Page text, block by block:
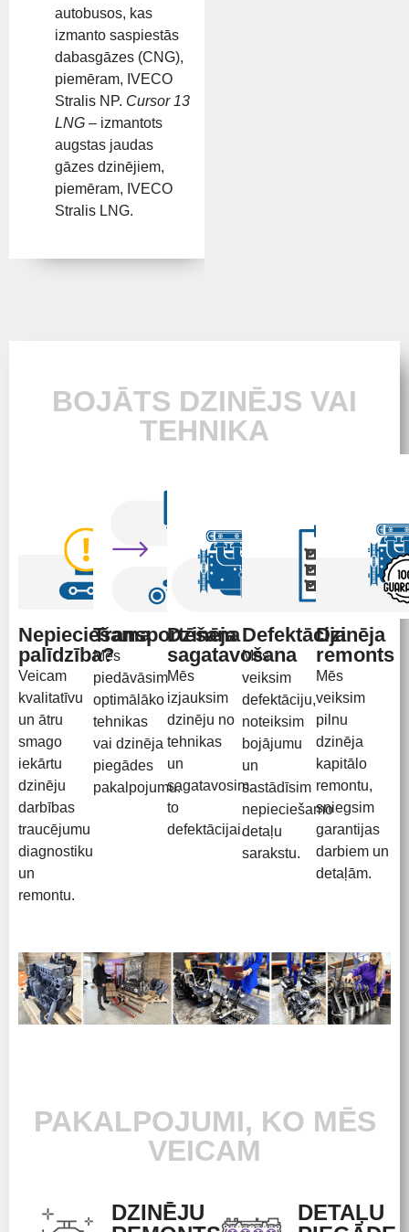
autobusos, kas
izmanto saspiestās
dabasgāzes (CNG),
piemēram, IVECO
Stralis NP. Cursor 13
LNG – izmantots
augstas jaudas
gāzes dzinējiem,
piemēram, IVECO
Stralis LNG.
BOJĀTS DZINĒJS VAI
TEHNIKA
Nepieciešama
palīdzība?
Veicam
kvalitatīvu
un ātru
smago
iekārtu
dzinēju
darbības
traucējumu
diagnostiku
un
remontu.
Transportēšana
Mēs
piedāvāsim
optimālāko
tehnikas
vai dzinēja
piegādes
pakalpojumu.
Dzinēja
sagatavošana
Mēs
izjauksim
dzinēju no
tehnikas
un
sagatavosim
to
defektācijai.
Defektācija
Mēs
veiksim
defektāciju,
noteiksim
bojājumu
un
sastādīsim
nepieciešamo
detaļu
sarakstu.
Dzinēja
remonts
Mēs
veiksim
pilnu
dzinēja
kapitālo
remontu,
sniegsim
garantijas
darbiem un
detaļām.
PAKALPOJUMI, KO MĒS
VEICAM
DZINĒJU
DETAĻU